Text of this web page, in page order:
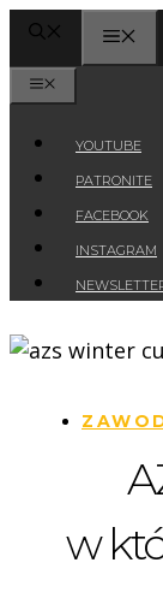
Przejdź
treści
YOUTUBE
PATRONITE
FACEBOOK
INSTAGRAM
w